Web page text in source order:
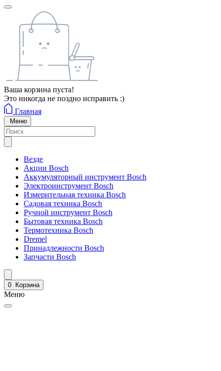
Ваша корзина пуста!
Это никогда не поздно исправить :)
Главная
Меню
Везде
Акции Bosch
Аккумуляторный инструмент Bosch
Электроинструмент Bosch
Измерительная техника Bosch
Садовая техника Bosch
Ручной инструмент Bosch
Бытовая техника Bosch
Термотехника Bosch
Dremel
Принадлежности Bosch
Запчасти Bosch
0 Корзина
Меню